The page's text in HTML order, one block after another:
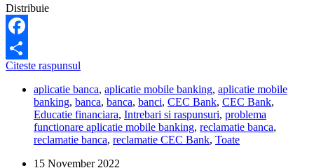
Distribuie
Facebook
Share
Citeste raspunsul
merge
aplicatia
CEC
Bank.
Exista
aplicatie banca, aplicatie mobile banking, aplicatie mobile
banking, banca, banca, banci, CEC Bank, CEC Bank,
Educatie financiara, Intrebari si raspunsuri, problema
functionare aplicatie mobile banking, reclamatie banca,
reclamatie banca, reclamatie CEC Bank, Toate
15 November 2022